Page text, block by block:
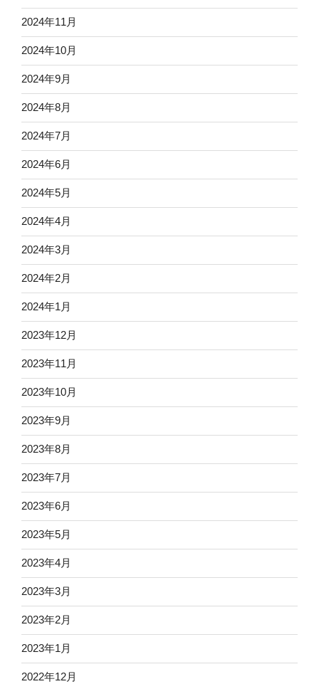
2024年11月
2024年10月
2024年9月
2024年8月
2024年7月
2024年6月
2024年5月
2024年4月
2024年3月
2024年2月
2024年1月
2023年12月
2023年11月
2023年10月
2023年9月
2023年8月
2023年7月
2023年6月
2023年5月
2023年4月
2023年3月
2023年2月
2023年1月
2022年12月